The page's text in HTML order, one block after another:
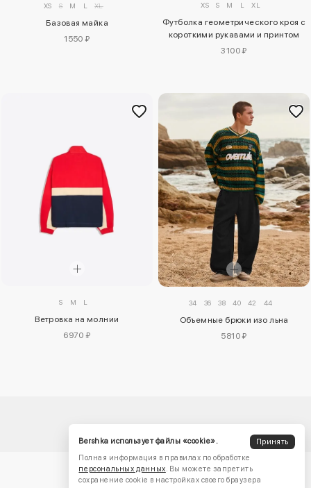
XS S M L XL
Базовая майка
1550 ₽
XS S M L XL
Футболка геометрического кроя с
короткими рукавами и принтом
3100 ₽
S M L
Ветровка на молнии
6970 ₽
34 36 38 40 42 44
Объемные брюки изо льна
5810 ₽
Bershka использует файлы «cookie».
Принять
Полная информация в правилах по обработке
персональных данных. Вы можете запретить
сохранение cookie в настройках своего браузера